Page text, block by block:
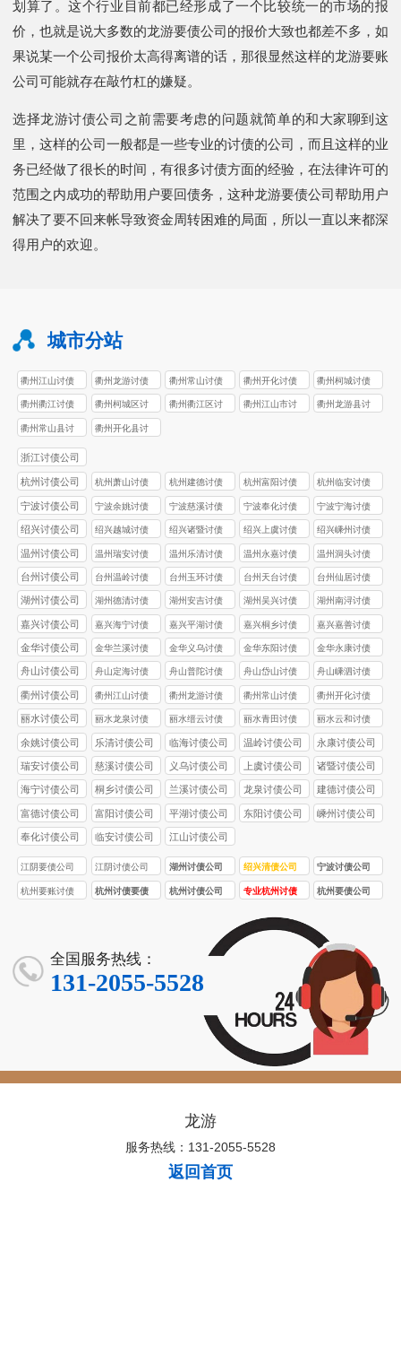
划算了。这个行业目前都已经形成了一个比较统一的市场的报
价，也就是说大多数的龙游要债公司的报价大致也都差不多，如
果说某一个公司报价太高得离谱的话，那很显然这样的龙游要账
公司可能就存在敲竹杠的嫌疑。
选择龙游讨债公司之前需要考虑的问题就简单的和大家聊到这
里，这样的公司一般都是一些专业的讨债的公司，而且这样的业
务已经做了很长的时间，有很多讨债方面的经验，在法律许可的
范围之内成功的帮助用户要回债务，这种龙游要债公司帮助用户
解决了要不回来帐导致资金周转困难的局面，所以一直以来都深
得用户的欢迎。
城市分站
衢州江山讨债
公司
衢州龙游讨债
公司
衢州常山讨债
公司
衢州开化讨债
公司
衢州柯城讨债
公司
衢州衢江讨债
公司
衢州柯城区讨
债公司
衢州衢江区讨
衢州江山市讨
衢州龙游县讨
衢州常山县讨
债公司
衢州开化县讨
浙江讨债公司
杭州讨债公司
杭州萧山讨债
公司
杭州建德讨债
公司
杭州富阳讨债
公司
杭州临安讨债
公司
宁波讨债公司
宁波余姚讨债
公司
宁波慈溪讨债
公司
宁波奉化讨债
公司
宁波宁海讨债
公司
绍兴讨债公司
绍兴越城讨债
公司
绍兴诸暨讨债
公司
绍兴上虞讨债
公司
绍兴嵊州讨债
公司
温州讨债公司
温州瑞安讨债
公司
温州乐清讨债
公司
温州永嘉讨债
公司
温州洞头讨债
公司
台州讨债公司
台州温岭讨债
公司
台州玉环讨债
公司
台州天台讨债
公司
台州仙居讨债
公司
湖州讨债公司
湖州德清讨债
公司
湖州安吉讨债
公司
湖州吴兴讨债
公司
湖州南浔讨债
公司
嘉兴讨债公司
嘉兴海宁讨债
公司
嘉兴平湖讨债
公司
嘉兴桐乡讨债
公司
嘉兴嘉善讨债
公司
金华讨债公司
金华兰溪讨债
公司
金华义乌讨债
公司
金华东阳讨债
公司
金华永康讨债
公司
舟山讨债公司
舟山定海讨债
公司
舟山普陀讨债
公司
舟山岱山讨债
公司
舟山嵊泗讨债
公司
衢州讨债公司
衢州江山讨债
公司
衢州龙游讨债
公司
衢州常山讨债
公司
衢州开化讨债
公司
丽水讨债公司
丽水龙泉讨债
公司
丽水缙云讨债
公司
丽水青田讨债
公司
丽水云和讨债
公司
余姚讨债公司 乐清讨债公司 临海讨债公司 温岭讨债公司 永康讨债公司
瑞安讨债公司 慈溪讨债公司 义乌讨债公司 上虞讨债公司 诸暨讨债公司
海宁讨债公司 桐乡讨债公司 兰溪讨债公司 龙泉讨债公司 建德讨债公司
富德讨债公司 富阳讨债公司 平湖讨债公司 东阳讨债公司 嵊州讨债公司
奉化讨债公司 临安讨债公司 江山讨债公司
江阴要债公司 江阴讨债公司 湖州讨债公司 绍兴清债公司 宁波讨债公司
杭州要账讨债
杭州讨债要债
杭州讨债公司
专业杭州讨债
杭州要债公司
全国服务热线：
131-2055-5528
龙游
服务热线：131-2055-5528
返回首页